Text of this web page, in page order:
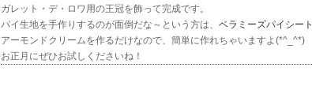
ガレット・デ・ロワ用の王冠を飾って完成です。
パイ生地を手作りするのが面倒だな～という方は、 ベラミーズパイシート
アーモンドクリームを作るだけなので、簡単に作れちゃいますよ(*^_^*)
お正月にぜひお試しくださいね！